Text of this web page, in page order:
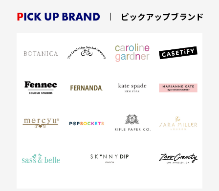
PICK UP BRAND ピックアップブランド